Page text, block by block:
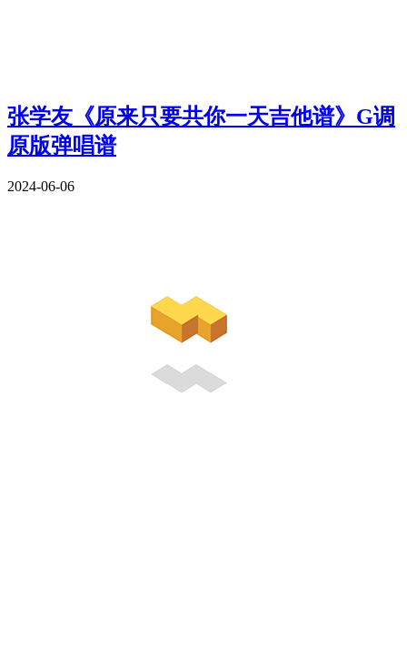
张学友《原来只要共你一天吉他谱》G调
原版弹唱谱
2024-06-06